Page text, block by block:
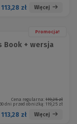
113,28 zł Więcej
Promocja!
Book + wersja
Cena regularna: 119,25 zł
dni przed obniżką:119,25 zł
113,28 zł Więcej